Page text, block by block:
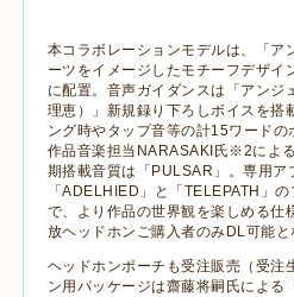
本コラボレーションモデルは、「ア
ーツをイメージしたモチーフデザイ
に配置。音声ガイダンスは
「アン
理恵）」新規録り下ろしボイスを搭
ング時やタップ音等の計15ワードの
作品音楽担当 NARASAKI 氏※2によ
期搭載音質は「 PULSAR 」。専用ア
「ADELHIED 」と「 TELEPATH 」
で、より作品の世界観を楽しめる仕
放ヘッドホンご購入者のみ DL可能と
ヘッドホンポーチも受注販売（受注
ン用パッケージは齋藤将嗣氏による